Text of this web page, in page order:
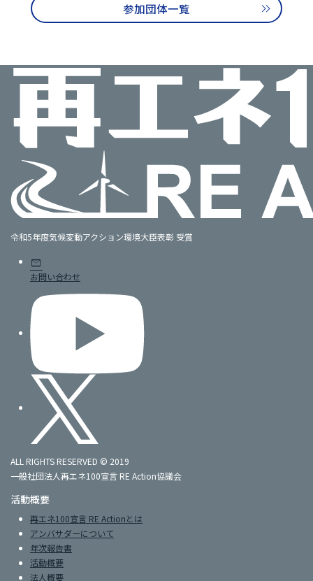
参加団体一覧
令和5年度気候変動アクション環境大臣表彰 受賞
mail
お問い合わせ
ALL RIGHTS RESERVED © 2019
一般社団法人再エネ100宣言 RE Action協議会
活動概要
再エネ100宣言 RE Actionとは
アンバサダーについて
年次報告書
活動概要
法人概要